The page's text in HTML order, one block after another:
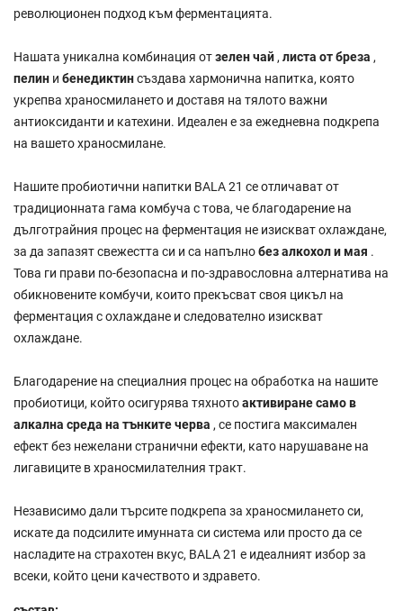
революционен подход към ферментацията.
Нашата уникална комбинация отзелен чай , листа от бреза ,
пелин и бенедиктинсъздава хармонична напитка, която
укрепва храносмилането и доставя на тялото важни
антиоксиданти и катехини. Идеален е за ежедневна подкрепа
на вашето храносмилане.
Нашите пробиотични напитки BALA 21 се отличават от
традиционната гама комбуча с това, че благодарение на
дълготрайния процес на ферментация не изискват охлаждане,
за да запазят свежестта си и са напълнобез алкохол и мая .
Това ги прави по-безопасна и по-здравословна алтернатива на
обикновените комбучи, които прекъсват своя цикъл на
ферментация с охлаждане и следователно изискват
охлаждане.
Благодарение на специалния процес на обработка на нашите
пробиотици, който осигурява тяхнотоактивиране само в
алкална среда на тънките черва , се постига максимален
ефект без нежелани странични ефекти, като нарушаване на
лигавиците в храносмилателния тракт.
Независимо дали търсите подкрепа за храносмилането си,
искате да подсилите имунната си система или просто да се
насладите на страхотен вкус, BALA 21 е идеалният избор за
всеки, който цени качеството и здравето.